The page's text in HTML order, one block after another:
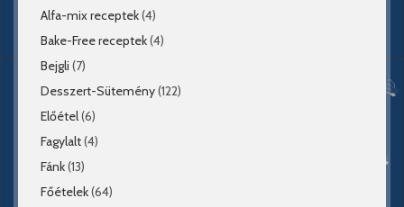
Alfa-mix receptek(4)
Bake-Free receptek(4)
Bejgli (7)
Desszert-Sütemény(122)
Előétel(6)
Fagylalt(4)
Fánk(13)
Főételek(64)